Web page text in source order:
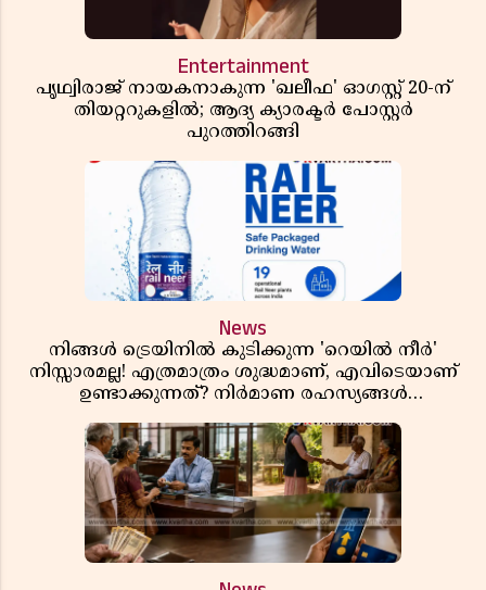
Entertainment
പൃഥ്വിരാജ് നായകനാകുന്ന 'ഖലീഫ' ഓഗസ്റ്റ് 20-ന്
തിയറ്ററുകളിൽ; ആദ്യ ക്യാരക്ടർ പോസ്റ്റർ
പുറത്തിറങ്ങി
News
നിങ്ങൾ ട്രെയിനിൽ കുടിക്കുന്ന 'റെയിൽ നീർ'
നിസ്സാരമല്ല! എത്രമാത്രം ശുദ്ധമാണ്, എവിടെയാണ്
ഉണ്ടാക്കുന്നത്? നിർമാണ രഹസ്യങ്ങൾ